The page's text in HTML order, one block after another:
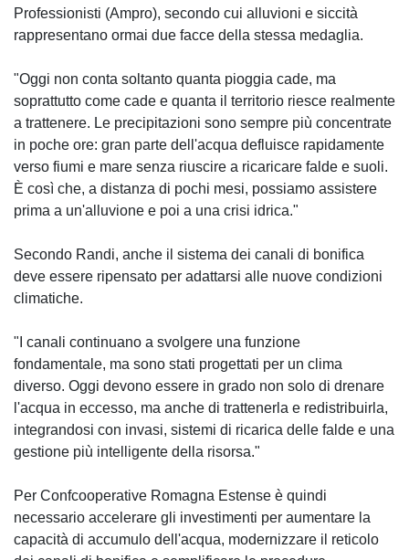
Professionisti (Ampro), secondo cui alluvioni e siccità
rappresentano ormai due facce della stessa medaglia.
"Oggi non conta soltanto quanta pioggia cade, ma
soprattutto come cade e quanta il territorio riesce realmente
a trattenere. Le precipitazioni sono sempre più concentrate
in poche ore: gran parte dell'acqua defluisce rapidamente
verso fiumi e mare senza riuscire a ricaricare falde e suoli.
È così che, a distanza di pochi mesi, possiamo assistere
prima a un'alluvione e poi a una crisi idrica."
Secondo Randi, anche il sistema dei canali di bonifica
deve essere ripensato per adattarsi alle nuove condizioni
climatiche.
"I canali continuano a svolgere una funzione
fondamentale, ma sono stati progettati per un clima
diverso. Oggi devono essere in grado non solo di drenare
l'acqua in eccesso, ma anche di trattenerla e redistribuirla,
integrandosi con invasi, sistemi di ricarica delle falde e una
gestione più intelligente della risorsa."
Per Confcooperative Romagna Estense è quindi
necessario accelerare gli investimenti per aumentare la
capacità di accumulo dell'acqua, modernizzare il reticolo